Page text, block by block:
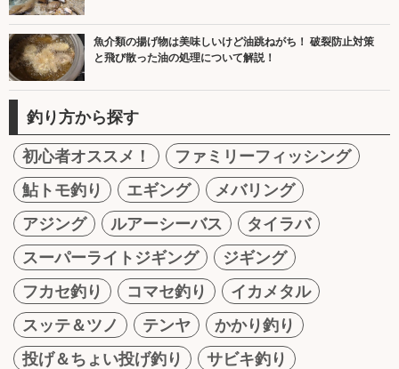
魚介類の揚げ物は美味しいけど油跳ねがち！ 破裂防止対策
と飛び散った油の処理について解説！
釣り方から探す
初心者オススメ！
ファミリーフィッシング
鮎トモ釣り
エギング
メバリング
アジング
ルアーシーバス
タイラバ
スーパーライトジギング
ジギング
フカセ釣り
コマセ釣り
イカメタル
スッテ＆ツノ
テンヤ
かかり釣り
投げ＆ちょい投げ釣り
サビキ釣り